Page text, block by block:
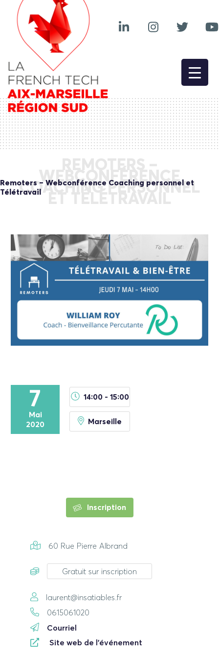
REMOTERS –
WEBCONFÉRENCE
COACHING PERSONNEL
ET TÉLÉTRAVAIL
Remoters – Webconférence Coaching personnel et
Télétravail
7
Mai
2020
14:00 - 15:00
Marseille
Inscription
60 Rue Pierre Albrand
Gratuit sur inscription
laurent@insatiables.fr
0615061020
Courriel
Site web de l'événement